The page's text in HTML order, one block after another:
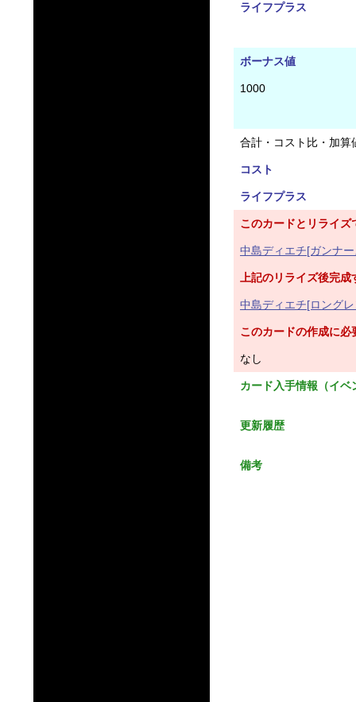
ライフプラス
ボーナス値
1000
合計・コスト比・加算
コスト
ライフプラス
このカードとリライズ
中島ディエチ[ガンナ
上記のリライズ後完
中島ディエチ[ロング
このカードの作成に必
なし
カード入手情報（イ
更新履歴
備考